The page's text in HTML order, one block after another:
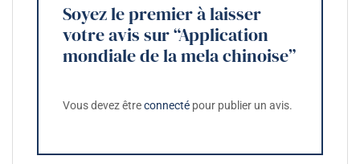
Soyez le premier à laisser
votre avis sur “Application
mondiale de la mela chinoise”
Vous devez êtreconnecté pour publier un avis.